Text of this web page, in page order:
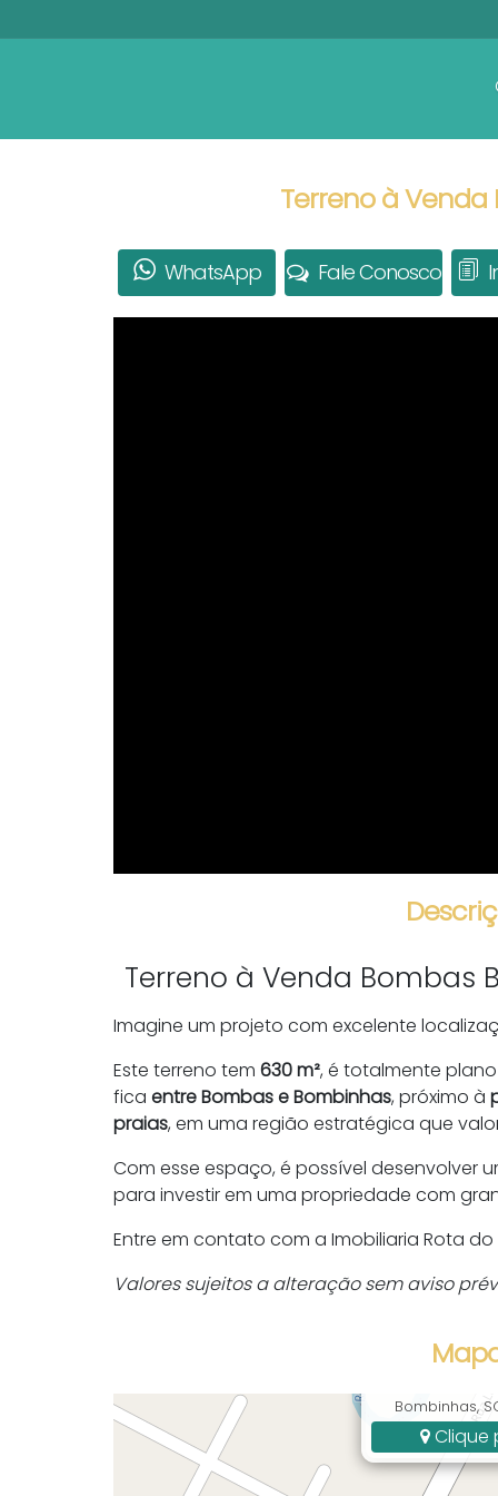
Terreno à Venda
WhatsApp Fale Conosco
Terreno à Venda Bombas
Imagine um projeto com excelente
Este terreno tem 630 m², é totalmente
fica entre Bombas e Bombinhas, próximo à
praias, em uma região estratégica que
Com esse espaço, é possível desenvolver
para investir em uma propriedade com
Entre em contato com a Imobiliaria Rota
Valores sujeitos a alteração sem aviso
Bombinhas,
Clique